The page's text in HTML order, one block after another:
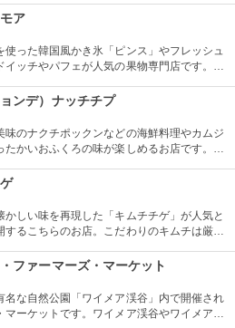
ンがあります。カワイイお土産もいっぱい。
ア
使った韓国風かき氷「ピンス」やフレッシュ
イッチやパフェが人気の果物専門店です。メ
を食べられるお店です。
ンデ）ナッチチプ
味のナクチポックンなどの海鮮料理やカムジ
たかいおふくろの味が楽しめるお店です。お
なってしまいそうです。
かしい味を再現した「キムチチゲ」が人気と
するこちらのお店。こだわりのキムチは厳選
」や、おこげを煮込んだ「ヌルンジ」、もち
ルフサービス食べ放題。
ファーマーズ・マーケット
名な自然公園「ワイメア渓谷」内で開催され
マーケットです。ワイメア渓谷やワイメアの